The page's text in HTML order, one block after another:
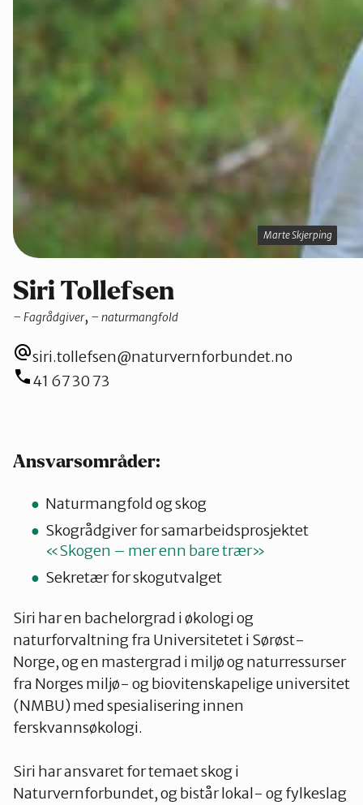
Marte Skjerping
Marte Skjerping
Siri Tollefsen
Fagrådgiver, naturmangfold
siri.tollefsen@naturvernforbundet.no
41 67 30 73
Ansvarsområder:
Naturmangfold og skog
Skogrådgiver for samarbeidsprosjektet
«Skogen – mer enn bare trær»
Sekretær for skogutvalget
Siri har en bachelorgrad i økologi og
naturforvaltning fra Universitetet i Sørøst-
Norge, og en mastergrad i miljø og naturressurser
fra Norges miljø- og biovitenskapelige universitet
(NMBU) med spesialisering innen
ferskvannsøkologi.
Siri har ansvaret for temaet skog i
Naturvernforbundet, og bistår lokal- og fylkeslag